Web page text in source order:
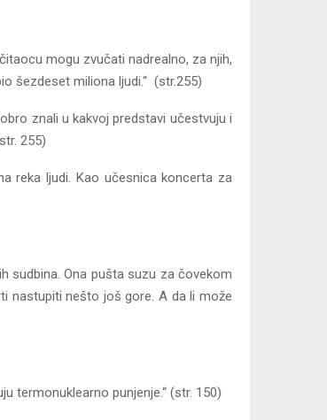
mogu zvučati nadrealno, za njih,
šezdeset miliona ljudi.“ (str.255)
znali u kakvoj predstavi učestvuju i
255)
reka ljudi. Kao učesnica koncerta za
sudbina. Ona pušta suzu za čovekom
nastupiti nešto još gore. A da li može
termonuklearno punjenje.“ (str. 150)